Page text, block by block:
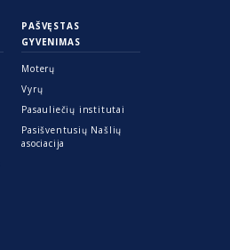
PAŠVĘSTAS
GYVENIMAS
Moterų
Vyrų
Pasauliečių institutai
Pasišventusių Našlių
asociacija